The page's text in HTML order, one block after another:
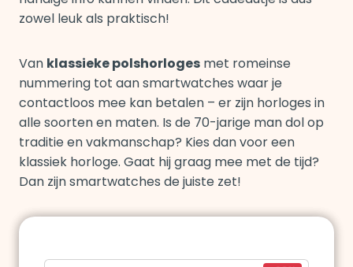
zowel leuk als praktisch!
Van klassieke polshorloges met romeinse
nummering tot aan smartwatches waar je
contactloos mee kan betalen – er zijn horloges in
alle soorten en maten. Is de 70-jarige man dol op
traditie en vakmanschap? Kies dan voor een
klassiek horloge. Gaat hij graag mee met de tijd?
Dan zijn smartwatches de juiste zet!